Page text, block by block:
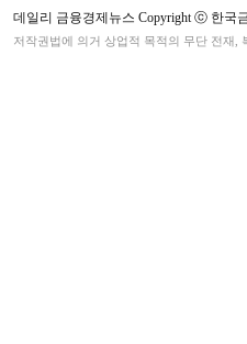
데일리 금융경제뉴스 Copyright ⓒ 한국
저작권법에 의거 상업적 목적의 무단 전재,